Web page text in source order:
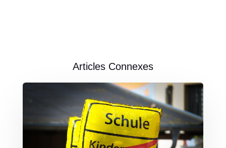
Articles Connexes